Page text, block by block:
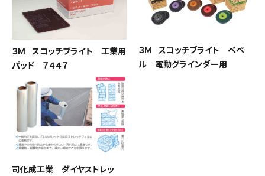
３Ｍ スコッチブライト 工業用
パッド ７４４７
３Ｍ スコッチブライト ベベ
ル 電動グラインダー用
司化成工業 ダイヤストレッ